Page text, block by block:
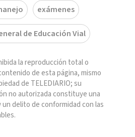
exámenes
de Educación Vial
la reproducción total o
de esta página, mismo
de TELEDIARIO; su
no autorizada constituye una
un delito de conformidad con las